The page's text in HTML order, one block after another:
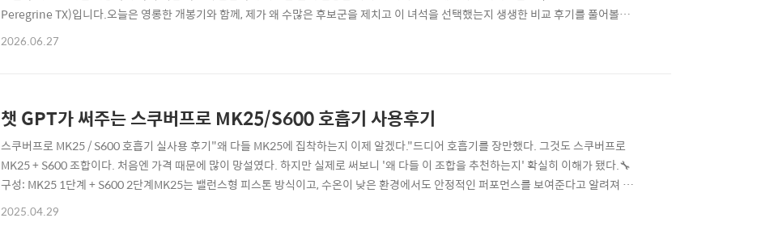
Peregrine TX)입니다.오늘은 영롱한 개봉기와 함께, 제가 왜 수많은 후보군을 제치고 이 녀석을 선택했는지 생생한 비교 후기를 풀어볼게
요!아래 링크에서 구매도 가능 합니다 쿠팡도 할인 하는 제품이 있네용! https://link.coupang.com/a/fFuBRw3gKO 전단수 연구 페레
2026.06.27
챗 GPT가 써주는 스쿠버프로 MK25/S600 호흡기 사용후기
스쿠버프로 MK25 / S600 호흡기 실사용 후기"왜 다들 MK25에 집착하는지 이제 알겠다."드디어 호흡기를 장만했다. 그것도 스쿠버프로
MK25 + S600 조합이다. 처음엔 가격 때문에 많이 망설였다. 하지만 실제로 써보니 '왜 다들 이 조합을 추천하는지' 확실히 이해가 됐다.🔧
구성: MK25 1단계 + S600 2단계MK25는 밸런스형 피스톤 방식이고, 수온이 낮은 환경에서도 안정적인 퍼포먼스를 보여준다고 알려져 있
다. 호흡의 부드러움과 즉각적인 반응이 특징이다.S600은 알루미늄 케이스가 아니라 플라스틱이지만, 조절 다이얼(벤츄리 및 흡기 저항 조
2025.04.29